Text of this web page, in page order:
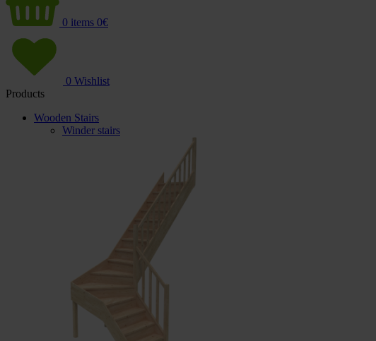
0 items 0€
0 Wishlist
Products
Wooden Stairs
Winder stairs